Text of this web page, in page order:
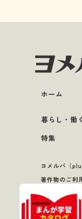
ホーム
暮らし・働く
特集
ヨメルバ（
著作物のご利